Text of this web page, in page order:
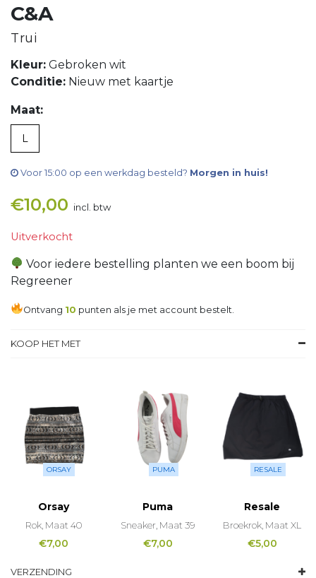
C&A
Trui
Kleur: Gebroken wit
Conditie: Nieuw met kaartje
Maat:
L
Voor 15:00 op een werkdag besteld? Morgen in huis!
€10,00 incl. btw
Uitverkocht
Voor iedere bestelling planten we een boom bij
Regreener
Ontvang 10 punten als je met account bestelt.
KOOP HET MET
ORSAY
Orsay
Rok, Maat 40
€7,00
PUMA
Puma
Sneaker, Maat 39
€7,00
RESALE
Resale
Broekrok, Maat XL
€5,00
VERZENDING